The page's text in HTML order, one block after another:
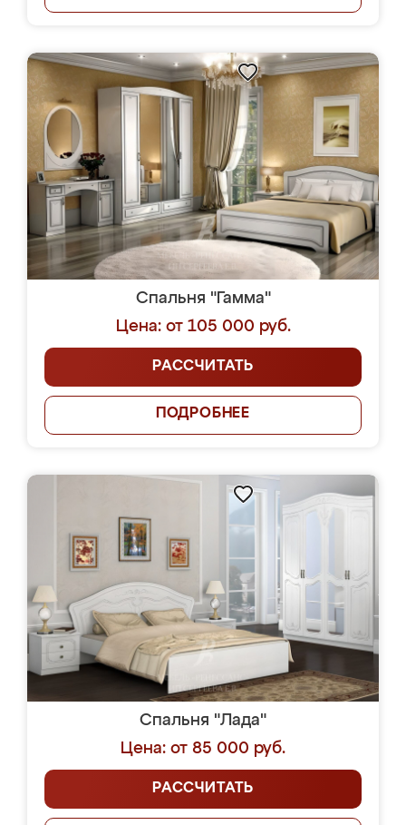
Спальня "Гамма"
Цена: от 105 000 руб.
РАССЧИТАТЬ
ПОДРОБНЕЕ
Спальня "Лада"
Цена: от 85 000 руб.
РАССЧИТАТЬ